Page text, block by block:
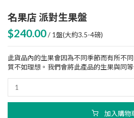
名果店 派對生果盤
$240.00/ 1盤(大約3.5-4磅)
此貨品內的生果會因為不同季節而有所不
質不如理想。我們會將此產品的生果與同等
加入購物